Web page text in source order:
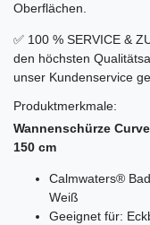
Oberflächen.
✅ 100 % SERVICE &
den höchsten
unser Kundenservice
Produktmerkmale:
Wannenschürze
150 cm
Calmwaters®
Weiß
Geeignet für: